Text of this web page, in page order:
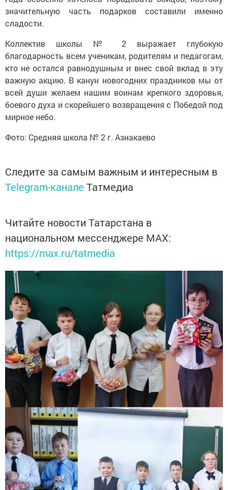
значительную часть подарков составили именно
сладости.
Коллектив школы № 2 выражает глубокую
благодарность всем ученикам, родителям и педагогам,
кто не остался равнодушным и внес свой вклад в эту
важную акцию. В канун новогодних праздников мы от
всей души желаем нашим воинам крепкого здоровья,
боевого духа и скорейшего возвращения с Победой под
мирное небо.
Фото: Средняя школа № 2 г. Азнакаево
Следите за самым важным и интересным в
Telegram-канале Татмедиа
Читайте новости Татарстана в
национальном мессенджере MАХ:
https://max.ru/tatmedia